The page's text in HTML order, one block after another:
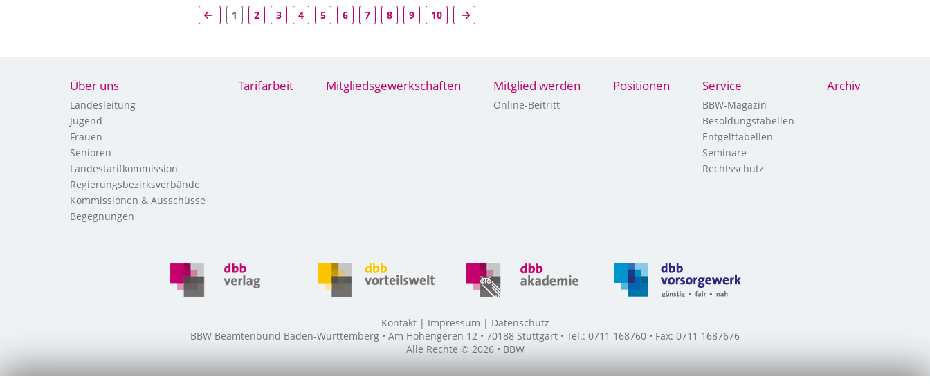
1
2 3 4 5 6 7 8 9 10
Über uns
Landesleitung
Jugend
Frauen
Senioren
Landestarifkommission
Regierungsbezirksverbände
Kommissionen & Ausschüsse
Begegnungen
Tarifarbeit Mitgliedsgewerkschaften Mitglied werden
Online-Beitritt
Positionen Service
BBW-Magazin
Besoldungstabellen
Entgelttabellen
Seminare
Rechtsschutz
Archiv
Kontakt Impressum
Datenschutz
BBW Beamtenbund Baden-Württemberg • Am Hohengeren 12 • 70188 Stuttgart • Tel.: 0711 168760 • Fax: 0711 1687676
Alle Rechte © 2026 • BBW